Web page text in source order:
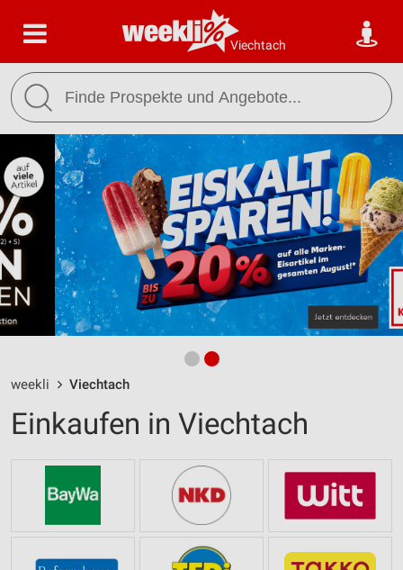
Viechtach
weekli Viechtach
Einkaufen in Viechtach